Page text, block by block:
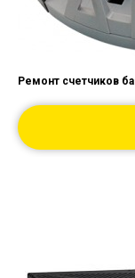
Ремонт счетчиков